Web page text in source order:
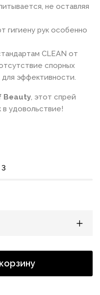
не оставляя
рук особенно
CLEAN от
спорных
эффективности.
Beauty, этот спрей
удовольствие!